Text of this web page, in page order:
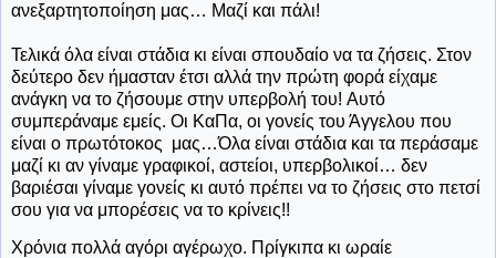
ανεξαρτητοποίηση μας… Μαζί και πάλι!
Τελικά όλα είναι στάδια κι είναι σπουδαίο να τα ζήσεις. Στον
δεύτερο δεν ήμασταν έτσι αλλά την πρώτη φορά είχαμε
ανάγκη να το ζήσουμε στην υπερβολή του! Αυτό
συμπεράναμε εμείς. Οι ΚαΠα, οι γονείς του Άγγελου που
είναι ο πρωτότοκος μας…Όλα είναι στάδια και τα περάσαμε
μαζί κι αν γίναμε γραφικοί, αστείοι, υπερβολικοί… δεν
βαριέσαι γίναμε γονείς κι αυτό πρέπει να το ζήσεις στο πετσί
σου για να μπορέσεις να το κρίνεις!!
Χρόνια πολλά αγόρι αγέρωχο. Πρίγκιπα κι ωραίε